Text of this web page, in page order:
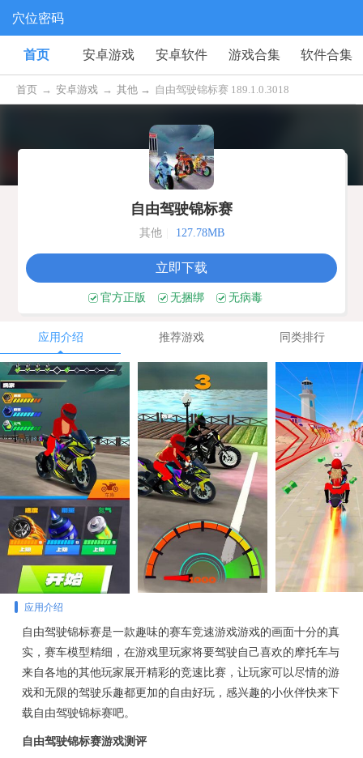
穴位密码
首页 安卓游戏 安卓软件 游戏合集 软件合集
首页 → 安卓游戏 → 其他 → 自由驾驶锦标赛 189.1.0.3018
自由驾驶锦标赛
其他 127.78MB
立即下载
官方正版 无捆绑 无病毒
应用介绍 推荐游戏 同类排行
应用介绍
自由驾驶锦标赛是一款趣味的赛车竞速游戏游戏的画面十分的真
实，赛车模型精细，在游戏里玩家将要驾驶自己喜欢的摩托车与
来自各地的其他玩家展开精彩的竞速比赛，让玩家可以尽情的游
戏和无限的驾驶乐趣都更加的自由好玩，感兴趣的小伙伴快来下
载自由驾驶锦标赛吧。
自由驾驶锦标赛游戏测评